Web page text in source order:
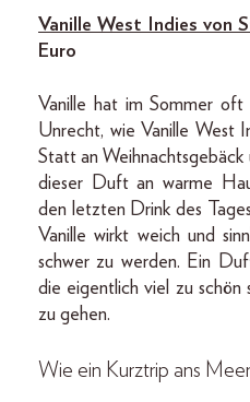
Vanille West Indies von
Euro
Vanille hat im Sommer oft
Unrecht, wie Vanille West
Statt an
dieser Duft an warme
den letzten Drink des
Vanille wirkt weich und
schwer zu werden. Ein
die eigentlich viel zu schön
zu gehen.
Wie ein Kurztrip ans